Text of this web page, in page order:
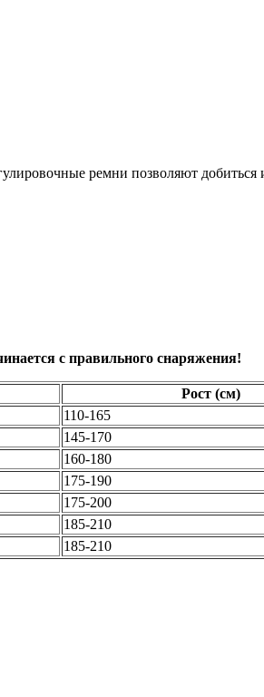
ремни позволяют
с правильного снаряжения!
Рост (см)
110-165
145-170
160-180
175-190
175-200
185-210
185-210